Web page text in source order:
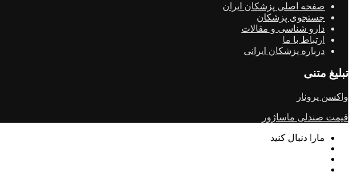
صفحه اصلی پزشکان ایران
جستجوی پزشکان
دارو شناسی و مقالات
ارتباط با ما
درباره پزشکان ایرانی
تبلیغ متنی
واکسن پرونار
قیمت صندلی ماساژور
مارا دنبال کنید